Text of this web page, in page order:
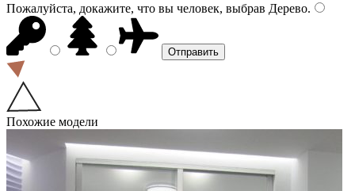
Пожалуйста, докажите, что вы человек, выбрав Дерево.
Похожие модели